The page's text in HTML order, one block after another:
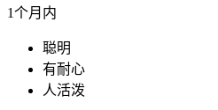
1个月内
聪明
有耐心
人活泼